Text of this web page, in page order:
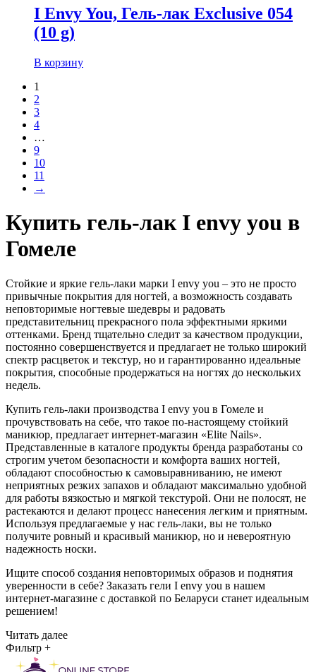
I Envy You, Гель-лак Exclusive 054
(10 g)
В корзину
1
2
3
4
…
9
10
11
→
Купить гель-лак I envy you в
Гомеле
Стойкие и яркие гель-лаки марки I envy you – это не просто
привычные покрытия для ногтей, а возможность создавать
неповторимые ногтевые шедевры и радовать
представительниц прекрасного пола эффектными яркими
оттенками. Бренд тщательно следит за качеством продукции,
постоянно совершенствуется и предлагает не только широкий
спектр расцветок и текстур, но и гарантированно идеальные
покрытия, способные продержаться на ногтях до нескольких
недель.
Купить гель-лаки производства I envy you в Гомеле и
прочувствовать на себе, что такое по-настоящему стойкий
маникюр, предлагает интернет-магазин «Elite Nails».
Представленные в каталоге продукты бренда разработаны со
строгим учетом безопасности и комфорта ваших ногтей,
обладают способностью к самовыравниванию, не имеют
неприятных резких запахов и обладают максимально удобной
для работы вязкостью и мягкой текстурой. Они не полосят, не
растекаются и делают процесс нанесения легким и приятным.
Используя предлагаемые у нас гель-лаки, вы не только
получите ровный и красивый маникюр, но и невероятную
надежность носки.
Ищите способ создания неповторимых образов и поднятия
уверенности в себе? Заказать гели I envy you в нашем
интернет-магазине с доставкой по Беларуси станет идеальным
решением!
Читать далее
Фильтр +